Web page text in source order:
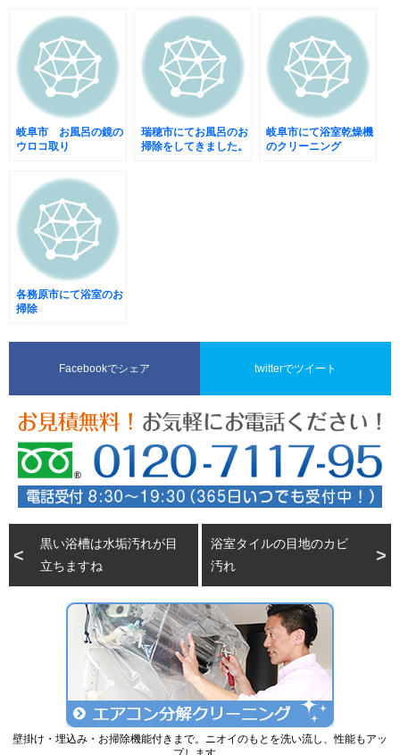
岐阜市 お風呂の鏡の
ウロコ取り
瑞穂市にてお風呂のお
掃除をしてきました。
岐阜市にて浴室乾燥機
のクリーニング
各務原市にて浴室のお
掃除
Facebookでシェア twitterでツイート
黒い浴槽は水垢汚れが目
立ちますね
浴室タイルの目地のカビ
汚れ
壁掛け・埋込み・お掃除機能付きまで。ニオイのもとを洗い流し、性能もアッ